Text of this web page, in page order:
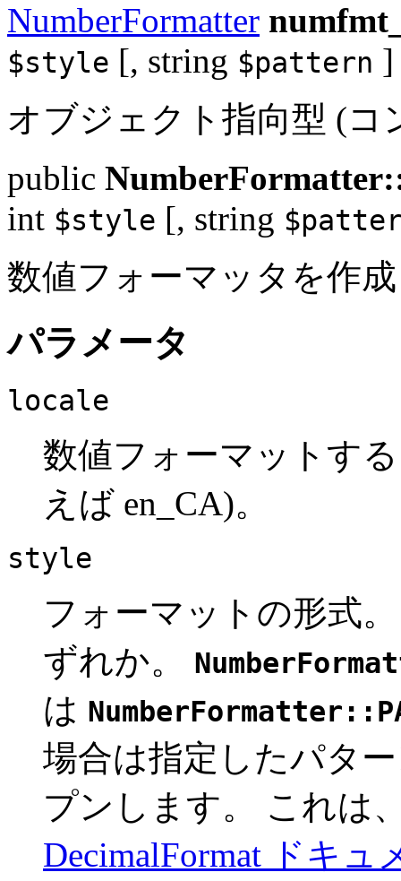
NumberFormatter
$style [, string $pattern ]
オブジェクト指向型 (コ
public
int $style [, string
数値フォーマッタを作
パラメータ
locale
数値フォーマットす
えば en_CA)。
style
フォーマットの形式
ずれか。
は
場合は指定したパタ
プンします。 これは
DecimalFormat ドキュ